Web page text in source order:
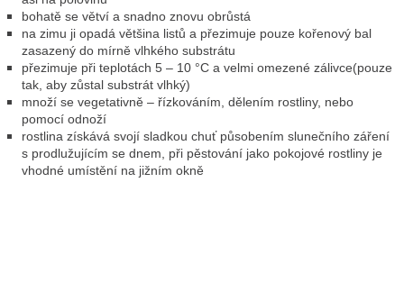
bohatě se větví a snadno znovu obrůstá
na zimu ji opadá většina listů a přezimuje pouze kořenový bal
zasazený do mírně vlhkého substrátu
přezimuje při teplotách 5 – 10 °C a velmi omezené zálivce(pouze
tak, aby zůstal substrát vlhký)
množí se vegetativně – řízkováním, dělením rostliny, nebo
pomocí odnoží
rostlina získává svojí sladkou chuť působením slunečního záření
s prodlužujícím se dnem, při pěstování jako pokojové rostliny je
vhodné umístění na jižním okně